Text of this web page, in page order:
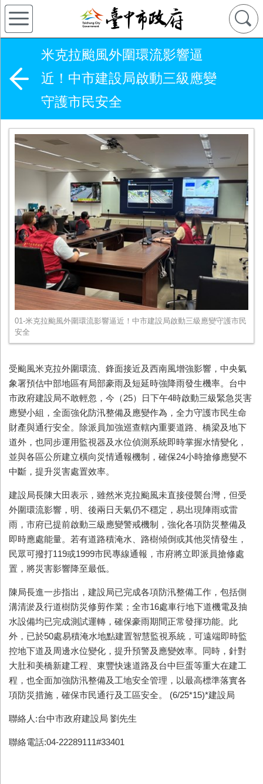
米克拉颱風外圍環流影響逼
近！中市建設局啟動三級應變
守護市民安全
01-米克拉颱風外圍環流影響逼近！中市建設局啟動三級應變守護市民
安全
受颱風米克拉外圍環流、鋒面接近及西南風增強影響，中央氣
象署預估中部地區有局部豪雨及短延時強降雨發生機率。台中
市政府建設局不敢輕忽，今（25）日下午4時啟動三級緊急災害
應變小組，全面強化防汛整備及應變作為，全力守護市民生命
財產與通行安全。除派員加強巡查轄內重要道路、橋梁及地下
道外，也同步運用監視器及水位偵測系統即時掌握水情變化，
並與各區公所建立橫向災情通報機制，確保24小時搶修應變不
中斷，提升災害處置效率。
建設局長陳大田表示，雖然米克拉颱風未直接侵襲台灣，但受
外圍環流影響，明、後兩日天氣仍不穩定，易出現陣雨或雷
雨，市府已提前啟動三級應變警戒機制，強化各項防災整備及
即時應處能量。若有道路積淹水、路樹傾倒或其他災情發生，
民眾可撥打119或1999市民專線通報，市府將立即派員搶修處
置，將災害影響降至最低。
陳局長進一步指出，建設局已完成各項防汛整備工作，包括側
溝清淤及行道樹防災修剪作業；全市16處車行地下道機電及抽
水設備均已完成測試運轉，確保豪雨期間正常發揮功能。此
外，已於50處易積淹水地點建置智慧監視系統，可遠端即時監
控地下道及周邊水位變化，提升預警及應變效率。同時，針對
大肚和美橋新建工程、東豐快速道路及台中巨蛋等重大在建工
程，也全面加強防汛整備及工地安全管理，以最高標準落實各
項防災措施，確保市民通行及工區安全。 (6/25*15)*建設局
聯絡人:台中市政府建設局 劉先生
聯絡電話:04-22289111#33401